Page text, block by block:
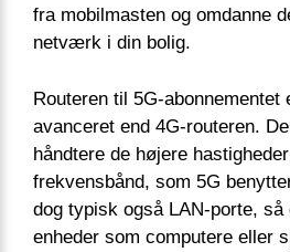
fra mobilmasten og omdanne
netværk i din bolig.
Routeren til 5G-abonnementet
avanceret end 4G-routeren.
håndtere de højere
frekvensbånd, som 5G
dog typisk også LAN-porte,
enheder som computere eller